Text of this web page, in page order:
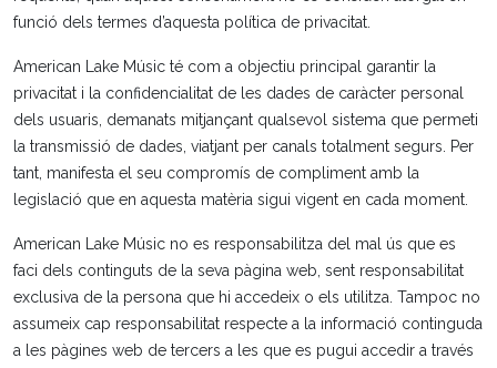
funció dels termes d’aquesta política de privacitat.
American Lake Músic té com a objectiu principal garantir la
privacitat i la confidencialitat de les dades de caràcter personal
dels usuaris, demanats mitjançant qualsevol sistema que permeti
la transmissió de dades, viatjant per canals totalment segurs. Per
tant, manifesta el seu compromís de compliment amb la
legislació que en aquesta matèria sigui vigent en cada moment.
American Lake Músic no es responsabilitza del mal ús que es
faci dels continguts de la seva pàgina web, sent responsabilitat
exclusiva de la persona que hi accedeix o els utilitza. Tampoc no
assumeix cap responsabilitat respecte a la informació continguda
a les pàgines web de tercers a les que es pugui accedir a través